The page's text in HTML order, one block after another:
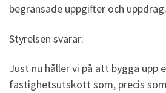
begränsade uppgifter och uppdrag.
Styrelsen svarar:
Just nu håller vi på att bygga upp
fastighetsutskott som, precis